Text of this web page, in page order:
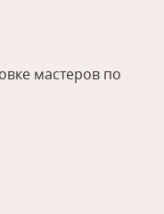
мастеров по